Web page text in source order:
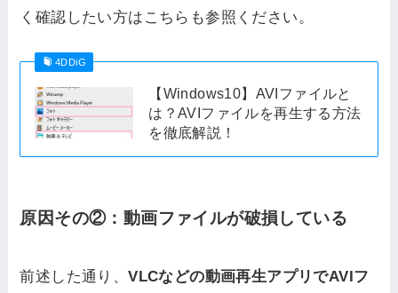
く確認したい方はこちらも参照ください。
4DDiG
【Windows10】AVIファイルと
は？AVIファイルを再生する方法
を徹底解説！
原因その②：動画ファイルが破損している
前述した通り、VLCなどの動画再生アプリでAVIフ